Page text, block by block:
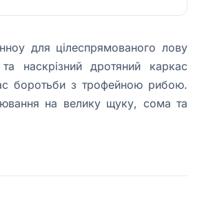
для цілеспрямованого лову
наскрізний дротяний каркас
боротьби з трофейною рибою.
на велику щуку, сома та